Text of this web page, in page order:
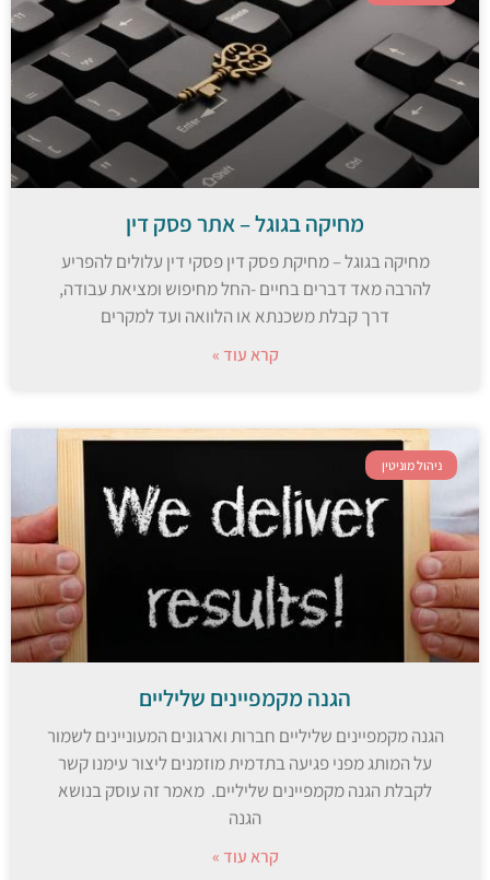
מחיקה בגוגל – אתר פסק דין
מחיקה בגוגל – מחיקת פסק דין פסקי דין עלולים להפריע
להרבה מאד דברים בחיים -החל מחיפוש ומציאת עבודה,
דרך קבלת משכנתא או הלוואה ועד למקרים
קרא עוד »
ניהול מוניטין
הגנה מקמפיינים שליליים
הגנה מקמפיינים שליליים חברות וארגונים המעוניינים לשמור
על המותג מפני פגיעה בתדמית מוזמנים ליצור עימנו קשר
לקבלת הגנה מקמפיינים שליליים. מאמר זה עוסק בנושא
הגנה
קרא עוד »